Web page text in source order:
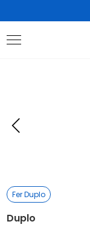
directement
au
contenu
Fer Duplo
Duplo